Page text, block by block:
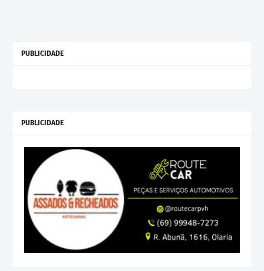
PUBLICIDADE
PUBLICIDADE